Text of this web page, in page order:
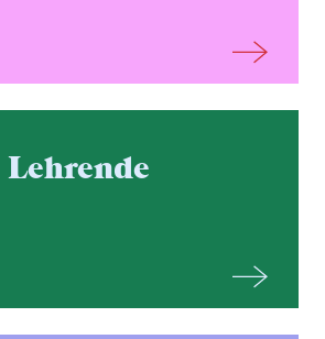
Lehrende